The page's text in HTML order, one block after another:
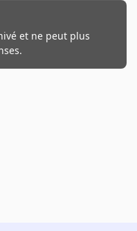
et ne peut plus